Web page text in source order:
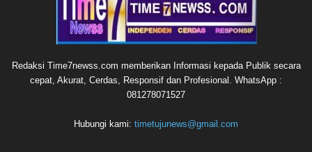
Redaksi Time7newss.com memberikan Informasi kepada Publik secara
cepat, Akurat, Cerdas, Responsif dan Profesional. WhatsApp :
081278071527
Hubungi kami: timetujunews@gmail.com